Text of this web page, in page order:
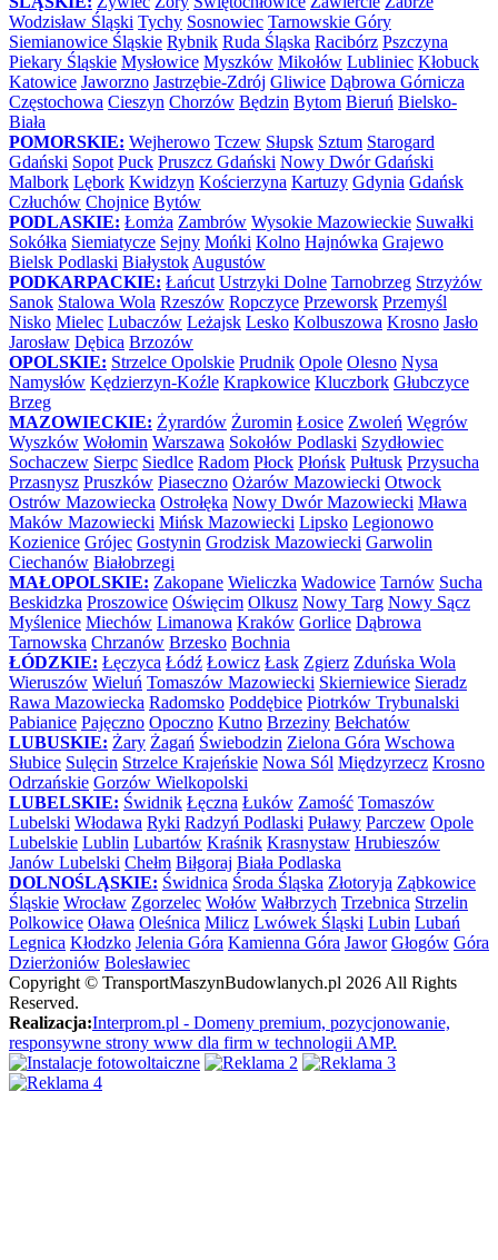
Wodzisław Śląski Tychy Sosnowiec Tarnowskie Góry
Siemianowice Śląskie Rybnik Ruda Śląska Racibórz Pszczyna
Piekary Śląskie Mysłowice Myszków Mikołów Lubliniec Kłobuck
Katowice Jaworzno Jastrzębie-Zdrój Gliwice Dąbrowa Górnicza
Częstochowa Cieszyn Chorzów Będzin Bytom Bieruń Bielsko-
Biała
POMORSKIE: Wejherowo Tczew Słupsk Sztum Starogard
Gdański Sopot Puck Pruszcz Gdański Nowy Dwór Gdański
Malbork Lębork Kwidzyn Kościerzyna Kartuzy Gdynia Gdańsk
Człuchów Chojnice Bytów
PODLASKIE: Łomża Zambrów Wysokie Mazowieckie Suwałki
Sokółka Siemiatycze Sejny Mońki Kolno Hajnówka Grajewo
Bielsk Podlaski Białystok Augustów
PODKARPACKIE: Łańcut Ustrzyki Dolne Tarnobrzeg Strzyżów
Sanok Stalowa Wola Rzeszów Ropczyce Przeworsk Przemyśl
Nisko Mielec Lubaczów Leżajsk Lesko Kolbuszowa Krosno Jasło
Jarosław Dębica Brzozów
OPOLSKIE: Strzelce Opolskie Prudnik Opole Olesno Nysa
Namysłów Kędzierzyn-Koźle Krapkowice Kluczbork Głubczyce
Brzeg
MAZOWIECKIE: Żyrardów Żuromin Łosice Zwoleń Węgrów
Wyszków Wołomin Warszawa Sokołów Podlaski Szydłowiec
Sochaczew Sierpc Siedlce Radom Płock Płońsk Pułtusk Przysucha
Przasnysz Pruszków Piaseczno Ożarów Mazowiecki Otwock
Ostrów Mazowiecka Ostrołęka Nowy Dwór Mazowiecki Mława
Maków Mazowiecki Mińsk Mazowiecki Lipsko Legionowo
Kozienice Grójec Gostynin Grodzisk Mazowiecki Garwolin
Ciechanów Białobrzegi
MAŁOPOLSKIE: Zakopane Wieliczka Wadowice Tarnów Sucha
Beskidzka Proszowice Oświęcim Olkusz Nowy Targ Nowy Sącz
Myślenice Miechów Limanowa Kraków Gorlice Dąbrowa
Tarnowska Chrzanów Brzesko Bochnia
ŁÓDZKIE: Łęczyca Łódź Łowicz Łask Zgierz Zduńska Wola
Wieruszów Wieluń Tomaszów Mazowiecki Skierniewice Sieradz
Rawa Mazowiecka Radomsko Poddębice Piotrków Trybunalski
Pabianice Pajęczno Opoczno Kutno Brzeziny Bełchatów
LUBUSKIE: Żary Żagań Świebodzin Zielona Góra Wschowa
Słubice Sulęcin Strzelce Krajeńskie Nowa Sól Międzyrzecz Krosno
Odrzańskie Gorzów Wielkopolski
LUBELSKIE: Świdnik Łęczna Łuków Zamość Tomaszów
Lubelski Włodawa Ryki Radzyń Podlaski Puławy Parczew Opole
Lubelskie Lublin Lubartów Kraśnik Krasnystaw Hrubieszów
Janów Lubelski Chełm Biłgoraj Biała Podlaska
DOLNOŚLĄSKIE: Świdnica Środa Śląska Złotoryja Ząbkowice
Śląskie Wrocław Zgorzelec Wołów Wałbrzych Trzebnica Strzelin
Polkowice Oława Oleśnica Milicz Lwówek Śląski Lubin Lubań
Legnica Kłodzko Jelenia Góra Kamienna Góra Jawor Głogów Góra
Dzierżoniów Bolesławiec
Copyright © TransportMaszynBudowlanych.pl 2026 All Rights
Reserved.
Realizacja:Interprom.pl - Domeny premium, pozycjonowanie,
responsywne strony www dla firm w technologii AMP.